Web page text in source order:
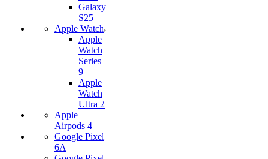
Galaxy
S25
Apple Watch
Apple
Watch
Series
9
Apple
Watch
Ultra 2
Apple
Airpods 4
Google Pixel
6A